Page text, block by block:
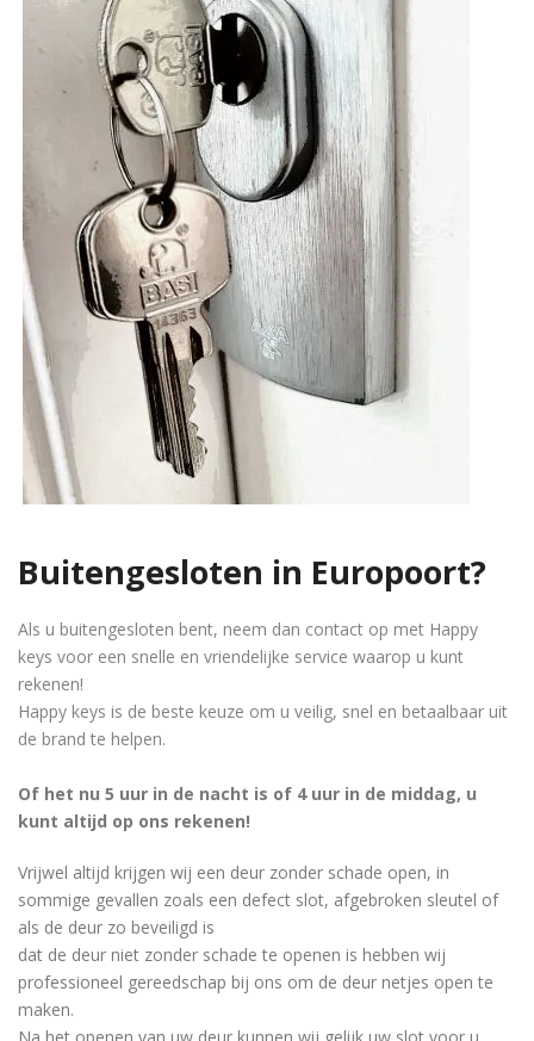
Buitengesloten in Europoort?
Als u buitengesloten bent, neem dan contact op met Happy
keys voor een snelle en vriendelijke service waarop u kunt
rekenen!
Happy keys is de beste keuze om u veilig, snel en betaalbaar uit
de brand te helpen.
Of het nu 5 uur in de nacht is of 4 uur in de middag, u
kunt altijd op ons rekenen!
Vrijwel altijd krijgen wij een deur zonder schade open, in
sommige gevallen zoals een defect slot, afgebroken sleutel of
als de deur zo beveiligd is
dat de deur niet zonder schade te openen is hebben wij
professioneel gereedschap bij ons om de deur netjes open te
maken.